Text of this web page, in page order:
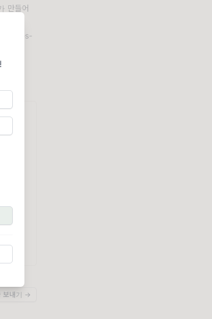
만들어
보내기 →